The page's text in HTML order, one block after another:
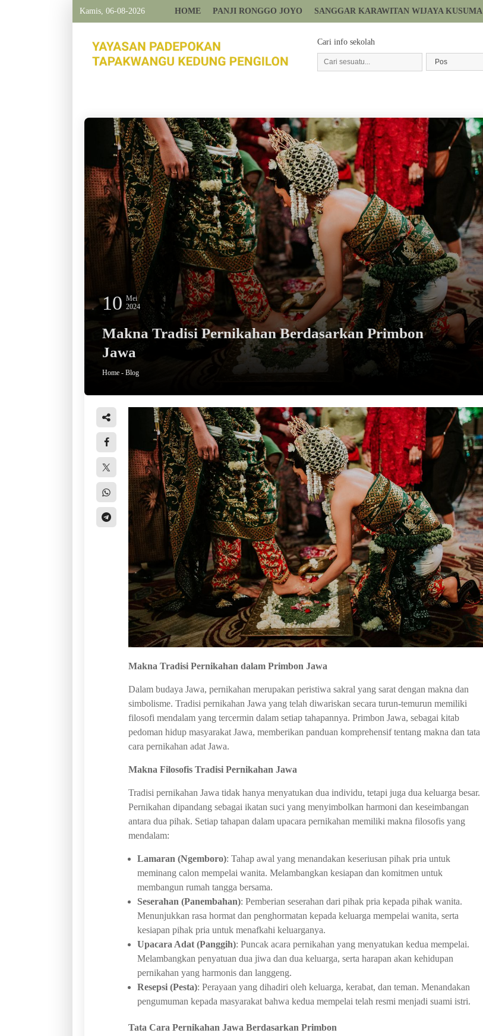
Kamis, 06-08-2026 HOME PANJI RONGGO JOYO SANGGAR KARAWITAN WIJAYA KUSUMA
Cari info sekolah
10 Mei
2024
Makna Tradisi Pernikahan Berdasarkan Primbon
Jawa
Home - Blog
Makna Tradisi Pernikahan dalam Primbon Jawa
Dalam budaya Jawa, pernikahan merupakan peristiwa sakral yang sarat dengan makna dan
simbolisme. Tradisi pernikahan Jawa yang telah diwariskan secara turun-temurun memiliki
filosofi mendalam yang tercermin dalam setiap tahapannya. Primbon Jawa, sebagai kitab
pedoman hidup masyarakat Jawa, memberikan panduan komprehensif tentang makna dan tata
cara pernikahan adat Jawa.
Makna Filosofis Tradisi Pernikahan Jawa
Tradisi pernikahan Jawa tidak hanya menyatukan dua individu, tetapi juga dua keluarga besar.
Pernikahan dipandang sebagai ikatan suci yang menyimbolkan harmoni dan keseimbangan
antara dua pihak. Setiap tahapan dalam upacara pernikahan memiliki makna filosofis yang
mendalam:
Lamaran (Ngemboro): Tahap awal yang menandakan keseriusan pihak pria untuk
meminang calon mempelai wanita. Melambangkan kesiapan dan komitmen untuk
membangun rumah tangga bersama.
Seserahan (Panembahan): Pemberian seserahan dari pihak pria kepada pihak wanita.
Menunjukkan rasa hormat dan penghormatan kepada keluarga mempelai wanita, serta
kesiapan pihak pria untuk menafkahi keluarganya.
Upacara Adat (Panggih): Puncak acara pernikahan yang menyatukan kedua mempelai.
Melambangkan penyatuan dua jiwa dan dua keluarga, serta harapan akan kehidupan
pernikahan yang harmonis dan langgeng.
Resepsi (Pesta): Perayaan yang dihadiri oleh keluarga, kerabat, dan teman. Menandakan
pengumuman kepada masyarakat bahwa kedua mempelai telah resmi menjadi suami istri.
Tata Cara Pernikahan Jawa Berdasarkan Primbon